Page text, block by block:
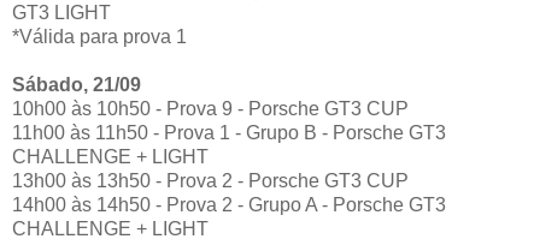
GT3 LIGHT
*Válida para prova 1
Sábado, 21/09
10h00 às 10h50 - Prova 9 - Porsche GT3 CUP
11h00 às 11h50 - Prova 1 - Grupo B - Porsche GT3
CHALLENGE + LIGHT
13h00 às 13h50 - Prova 2 - Porsche GT3 CUP
14h00 às 14h50 - Prova 2 - Grupo A - Porsche GT3
CHALLENGE + LIGHT